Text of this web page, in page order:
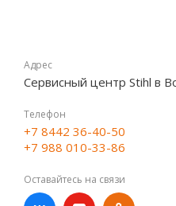
Адрес
Сервисный центр Stihl в
Телефон
+7 8442 36-40-50
+7 988 010-33-86
Оставайтесь на связи